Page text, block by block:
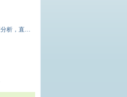
《PDPC法的应用》 ——事前决策分析，直指工作痛点